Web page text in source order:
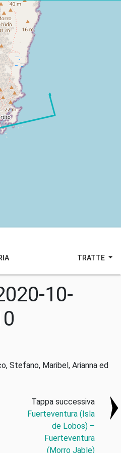
TRATTE
10-
Stefano, Maribel, Arianna ed
Tappa successiva
Fuerteventura (Isla
de Lobos) –
Fuerteventura
(Morro Jable)